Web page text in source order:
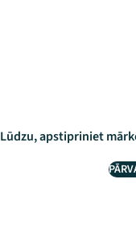
Lūdzu, apstipriniet